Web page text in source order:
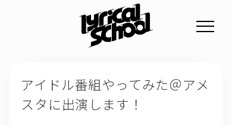
アイドル番組やってみた＠アメ
スタに出演します！
PROFILE
SCHEDULE